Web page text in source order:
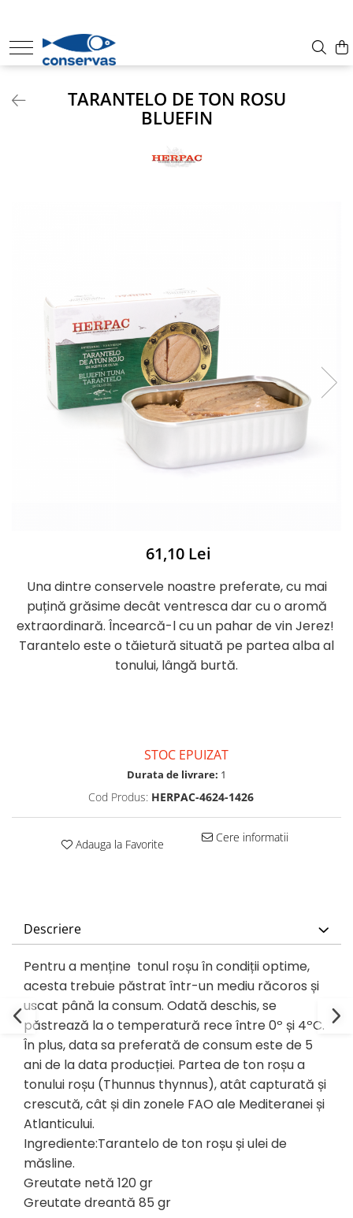
CONSERVE
ANȘOA - HAMSIITARANTELO DE TON ROSU
BLUEFIN
61,10 Lei
Una dintre conservele noastre preferate, cu mai
puțină grăsime decât ventresca dar cu o aromă
extraordinară. Încearcă-l cu un pahar de vin Jerez!
Tarantelo este o tăietură situată pe partea alba al
tonului, lângă burtă.
STOC EPUIZAT
Durata de livrare: 1
Cod Produs: HERPAC-4624-1426
Adauga la Favorite Cere informatii
Descriere
Pentru a menține tonul roșu în condiții optime,
acesta trebuie păstrat într-un mediu răcoros și
uscat până la consum. Odată deschis, se
păstrează la o temperatură rece între 0º și 4ºC.
În plus, data sa preferată de consum este de 5
ani de la data producției. Partea de ton roșu a
tonului roșu (Thunnus thynnus), atât capturată și
crescută, cât și din zonele FAO ale Mediteranei și
Atlanticului.
Ingrediente:Tarantelo de ton roșu și ulei de
măsline.
Greutate netă 120 gr
Greutate dreantă 85 gr